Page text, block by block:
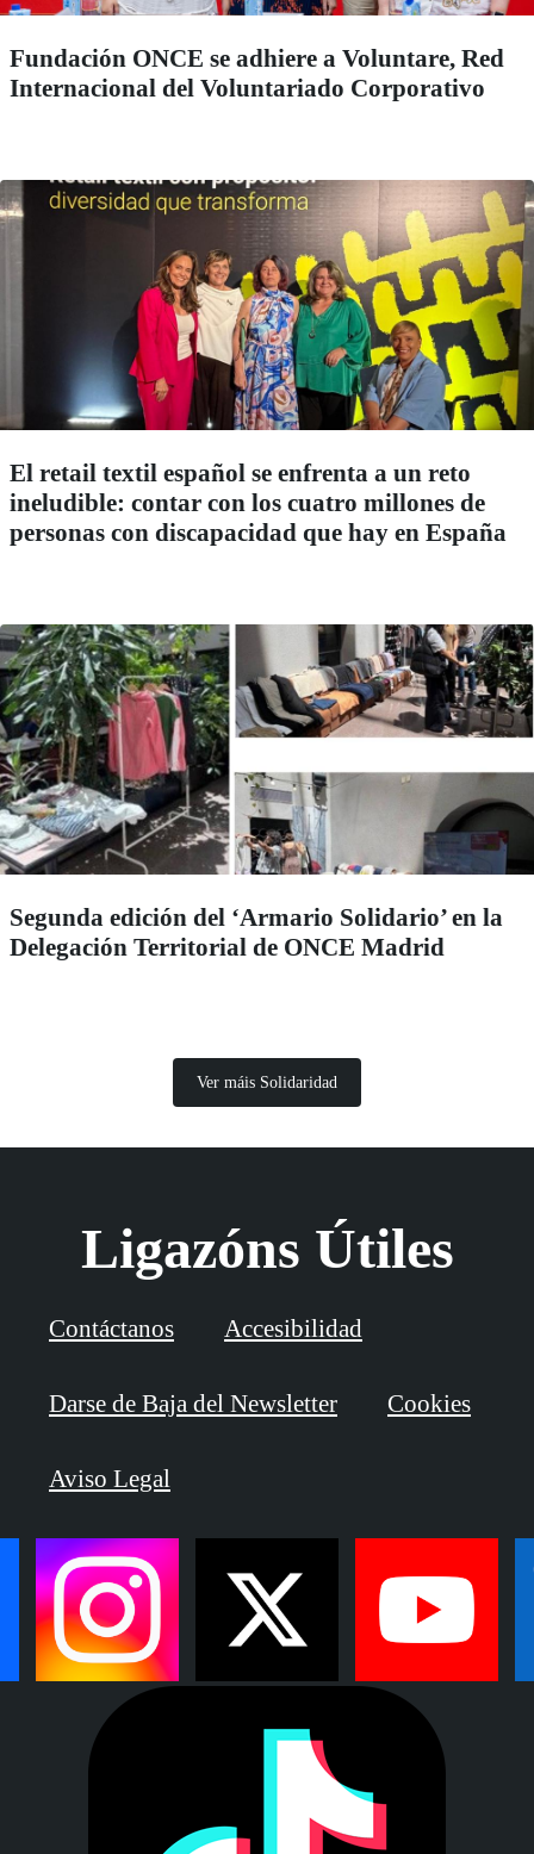
Fundación ONCE se adhiere a Voluntare, Red
Internacional del Voluntariado Corporativo
El retail textil español se enfrenta a un reto
ineludible: contar con los cuatro millones de
personas con discapacidad que hay en España
Segunda edición del ‘Armario Solidario’ en la
Delegación Territorial de ONCE Madrid
Ver máis Solidaridad
Ligazóns Útiles
Contáctanos Accesibilidad
Darse de Baja del Newsletter Cookies
Aviso Legal